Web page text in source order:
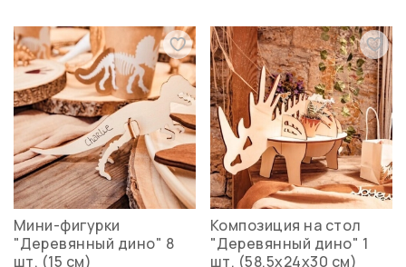
Мини-фигурки
"Деревянный дино" 8
шт. (15 см)
Композиция на стол
"Деревянный дино" 1
шт. (58,5х24х30 см)